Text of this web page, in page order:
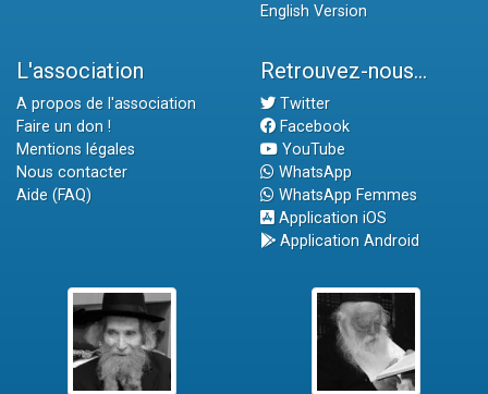
English Version
L'association
A propos de l'association
Faire un don !
Mentions légales
Nous contacter
Aide (FAQ)
Retrouvez-nous...
Twitter
Facebook
YouTube
WhatsApp
WhatsApp Femmes
Application iOS
Application Android